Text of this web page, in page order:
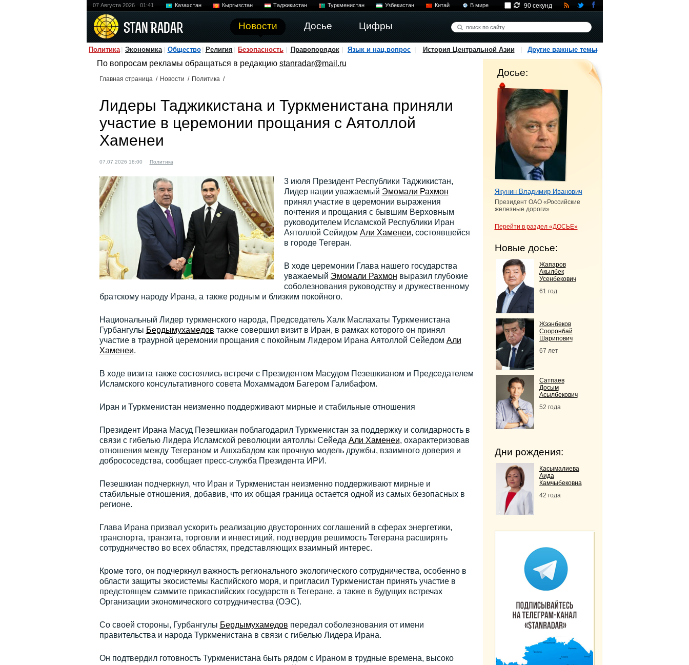
07 Августа 2026 01:41 Казахстан Кыргызстан Таджикистан Туркменистан Узбекистан Китай В мире
Новости Досье Цифры
90 секунд
Политика Экономика Общество Религия Безопасность Правопорядок Язык и нац.вопрос История Центральной Азии Другие важные темы
По вопросам рекламы обращаться в редакцию stanradar@mail.ru
Главная страница / Новости / Политика /
Лидеры Таджикистана и Туркменистана приняли
участие в церемонии прощания с Аятоллой
Хаменеи
07.07.2026 18:00 Политика
3 июля Президент Республики Таджикистан,
Лидер нации уважаемый Эмомали Рахмон
принял участие в церемонии выражения
почтения и прощания с бывшим Верховным
руководителем Исламской Республики Иран
Аятоллой Сейидом Али Хаменеи, состоявшейся
в городе Тегеран.
В ходе церемонии Глава нашего государства
уважаемый Эмомали Рахмон выразил глубокие
соболезнования руководству и дружественному
братскому народу Ирана, а также родным и близким покойного.
Национальный Лидер туркменского народа, Председатель Халк Маслахаты Туркменистана
Гурбангулы Бердымухамедов также совершил визит в Иран, в рамках которого он принял
участие в траурной церемонии прощания с покойным Лидером Ирана Аятоллой Сейедом Али
Хаменеи.
В ходе визита также состоялись встречи с Президентом Масудом Пезешкианом и Председателем
Исламского консультативного совета Мохаммадом Багером Галибафом.
Иран и Туркменистан неизменно поддерживают мирные и стабильные отношения
Президент Ирана Масуд Пезешкиан поблагодарил Туркменистан за поддержку и солидарность в
связи с гибелью Лидера Исламской революции аятоллы Сейеда Али Хаменеи, охарактеризовав
отношения между Тегераном и Ашхабадом как прочную модель дружбы, взаимного доверия и
добрососедства, сообщает пресс-служба Президента ИРИ.
Пезешкиан подчеркнул, что Иран и Туркменистан неизменно поддерживают мирные и
стабильные отношения, добавив, что их общая граница остается одной из самых безопасных в
регионе.
Глава Ирана призвал ускорить реализацию двусторонних соглашений в сферах энергетики,
транспорта, транзита, торговли и инвестиций, подтвердив решимость Тегерана расширять
сотрудничество во всех областях, представляющих взаимный интерес.
Кроме того, он подчеркнул важность регионального экологического сотрудничества, особенно в
области защиты экосистемы Каспийского моря, и пригласил Туркменистан принять участие в
предстоящем саммите прикаспийских государств в Тегеране, а также в будущих встречах
Организации экономического сотрудничества (ОЭС).
Со своей стороны, Гурбангулы Бердымухамедов передал соболезнования от имени
правительства и народа Туркменистана в связи с гибелью Лидера Ирана.
Он подтвердил готовность Туркменистана быть рядом с Ираном в трудные времена, высоко
Досье:
Якунин Владимир Иванович
Президент ОАО «Российские
железные дороги»
Перейти в раздел «ДОСЬЕ»
Новые досье:
Жапаров
Акылбек
Усенбекович
61 год
Жээнбеков
Сооронбай
Шарипович
67 лет
Сатпаев
Досым
Асылбекович
52 года
Дни рождения:
Касымалиева
Аида
Камчыбековна
42 года